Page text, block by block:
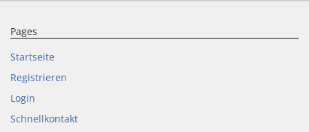
Pages
Startseite
Registrieren
Login
Schnellkontakt